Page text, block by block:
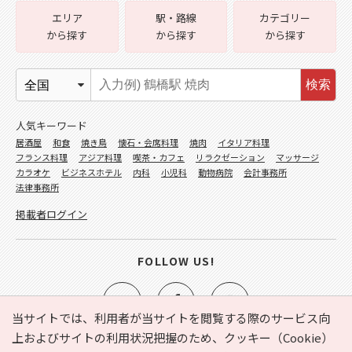
当サイトでは、利用者が当サイトを閲覧する際のサービス向
上およびサイトの利用状況把握のため、クッキー（Cookie）
エリア
から探す
駅・路線
から探す
カテゴリー
から探す
検索
人気キーワード
居酒屋 和食 焼き鳥 懐石・会席料理 焼肉
イタリア料理
フランス料理
アジア料理 喫茶・カフェ リラクゼーション
マッサージ
カラオケ
ビジネスホテル 内科 小児科 動物病院
会計事務所
法律事務所
掲載者ログイン
FOLLOW US!